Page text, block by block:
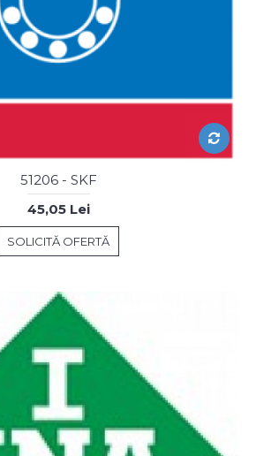
51206 - SKF
45,05 Lei
SOLICITĂ OFERTĂ